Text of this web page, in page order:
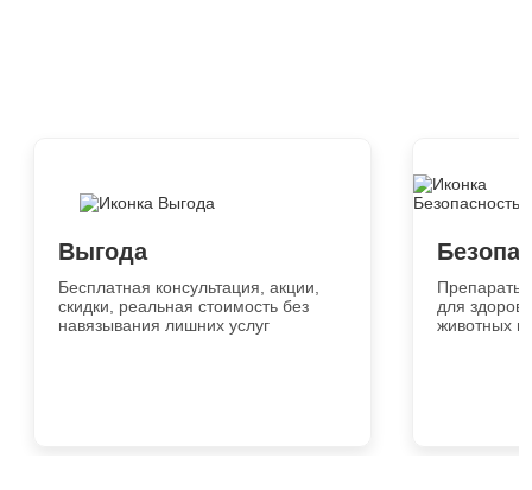
Выгода
Бесплатная консультация, акции,
скидки, реальная стоимость без
навязывания лишних услуг
Препараты
для
животных